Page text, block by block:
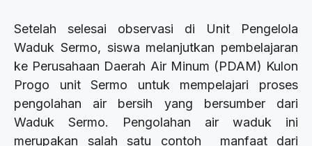
Setelah selesai observasi di Unit Pengelola
Waduk Sermo, siswa melanjutkan pembelajaran
ke Perusahaan Daerah Air Minum (PDAM) Kulon
Progo unit Sermo untuk mempelajari proses
pengolahan air bersih yang bersumber dari
Waduk Sermo. Pengolahan air waduk ini
merupakan salah satu contoh manfaat dari